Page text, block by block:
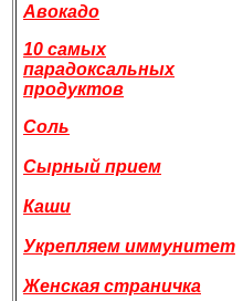
Авокадо
10 самых
парадоксальных
продуктов
Соль
Сырный прием
Каши
Укрепляем иммунитет
Женская страничка